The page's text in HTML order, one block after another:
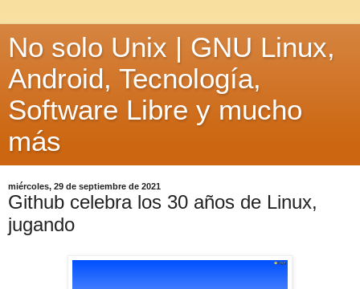
No solo Unix | GNU Linux,
Android, Tecnología,
Software Libre y mucho
más
miércoles, 29 de septiembre de 2021
Github celebra los 30 años de Linux,
jugando